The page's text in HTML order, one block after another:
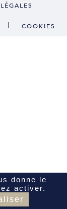
| COOKIES
donne le
activer.